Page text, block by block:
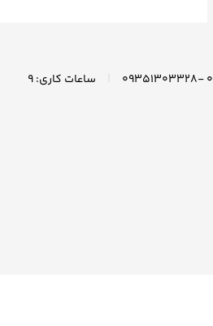
ساعات کاری: 9